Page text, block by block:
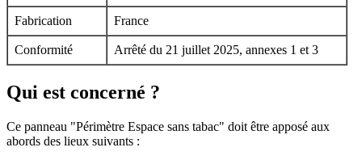
Fabrication France
Conformité Arrêté du 21 juillet 2025, annexes 1 et 3
Qui est concerné ?
Ce panneau "Périmètre Espace sans tabac" doit être apposé aux
abords des lieux suivants :